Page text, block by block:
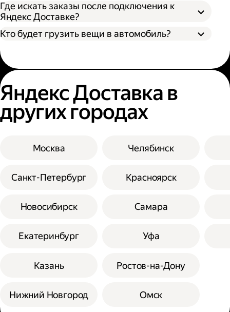
Где искать заказы после подключения к
Яндекс Доставке?
Кто будет грузить вещи в автомобиль?
Яндекс Доставка в
других городах
Москва
Санкт-Петербург
Новосибирск
Екатеринбург
Казань
Нижний Новгород
Челябинск
Красноярск
Самара
Уфа
Ростов-на-Дону
Омск